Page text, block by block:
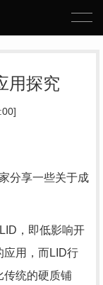
用探究
分享一些关于成
，即低影响开
应用，而LID行
传统的硬质铺